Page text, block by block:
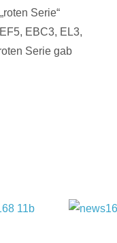
Serie“
EBC3, EL3,
Serie gab